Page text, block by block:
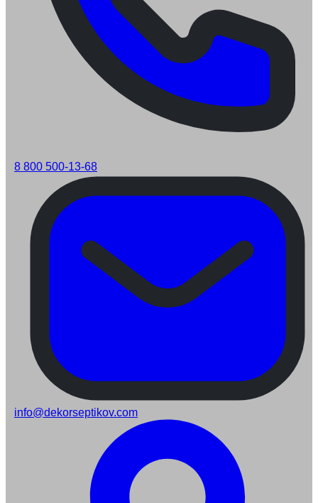
8 800 500-13-68
info@dekorseptikov.com